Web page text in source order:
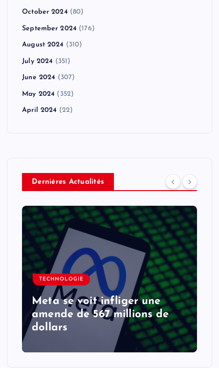
October 2024 (80)
September 2024 (176)
August 2024 (310)
July 2024 (351)
June 2024 (307)
May 2024 (352)
April 2024 (22)
Derniéres Actualités
TECHNOLOGIE
Meta se voit infliger une
amende de 567 millions de
dollars